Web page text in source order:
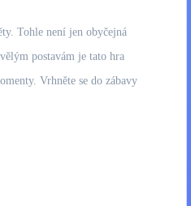
Tohle není jen obyčejná
postavám je tato hra
Vrhněte se do zábavy